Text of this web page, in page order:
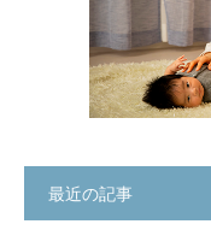
最近の記事